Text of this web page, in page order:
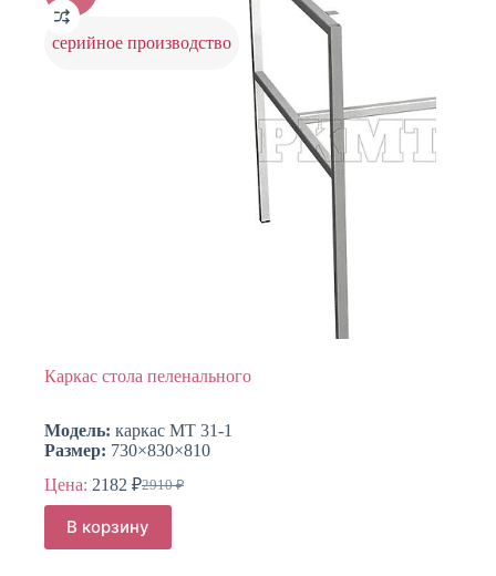
серийное производство
Каркас стола пеленального
Модель: каркас МТ 31-1
Размер: 730×830×810
Цена:
2910₽
Первоначальная
цена
составляла
2910 ₽.
2182 ₽Текущая
цена:
2182 ₽.
В корзину